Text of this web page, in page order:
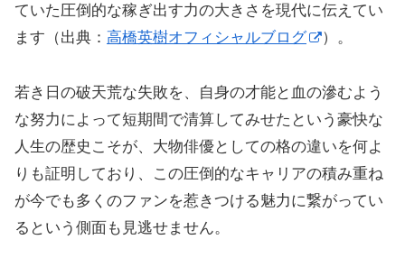
ていた圧倒的な稼ぎ出す力の大きさを現代に伝えてい
ます（出典： 高橋英樹オフィシャルブログ ）。
若き日の破天荒な失敗を、自身の才能と血の滲むよう
な努力によって短期間で清算してみせたという豪快な
人生の歴史こそが、大物俳優としての格の違いを何よ
りも証明しており、この圧倒的なキャリアの積み重ね
が今でも多くのファンを惹きつける魅力に繋がってい
るという側面も見逃せません。